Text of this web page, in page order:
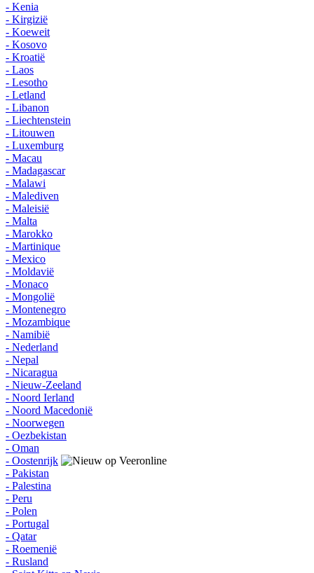
- Kenia
- Kirgizië
- Koeweit
- Kosovo
- Kroatië
- Laos
- Lesotho
- Letland
- Libanon
- Liechtenstein
- Litouwen
- Luxemburg
- Macau
- Madagascar
- Malawi
- Malediven
- Maleisië
- Malta
- Marokko
- Martinique
- Mexico
- Moldavië
- Monaco
- Mongolië
- Montenegro
- Mozambique
- Namibië
- Nederland
- Nepal
- Nicaragua
- Nieuw-Zeeland
- Noord Ierland
- Noord Macedonië
- Noorwegen
- Oezbekistan
- Oman
- Oostenrijk
- Pakistan
- Palestina
- Peru
- Polen
- Portugal
- Qatar
- Roemenië
- Rusland